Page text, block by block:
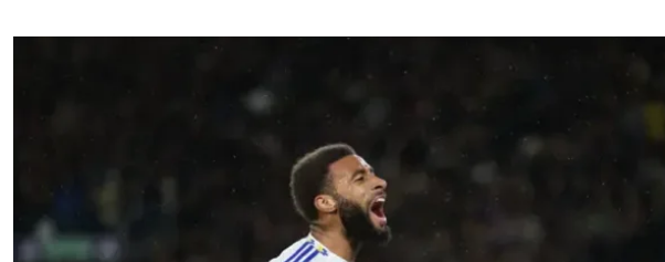
הפועל תל אביב
מכבי נתניה
ליגה סינית